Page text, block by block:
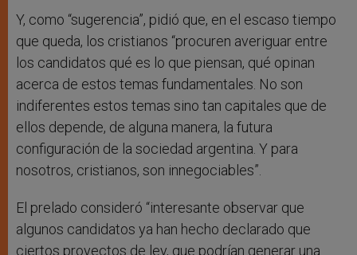
Y, como “sugerencia”, pidió que, en el escaso tiempo
que queda, los cristianos “procuren averiguar entre
los candidatos qué es lo que piensan, qué opinan
acerca de estos temas fundamentales. No son
indiferentes estos temas sino tan capitales que de
ellos depende, de alguna manera, la futura
configuración de la sociedad argentina. Y para
nosotros, cristianos, son innegociables”.
El prelado consideró “interesante observar que
algunos candidatos ya han hecho declarado que
ciertos proyectos de ley, que podrían generar una